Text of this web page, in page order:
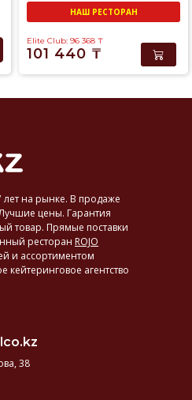
НАШ РЕСТОРАН
Elite Club: 96 368 ₸
101 440 ₸
на рынке. В продаже
цены. Гарантия
товар. Прямые поставки
ресторан ROJO
и ассортиментом
кейтеринговое агентство
38